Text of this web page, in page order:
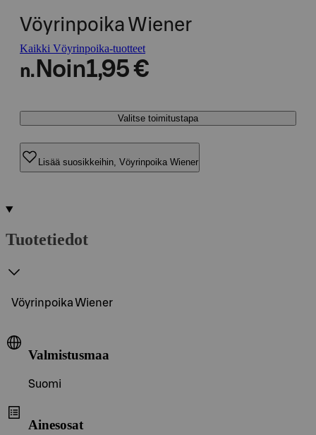
Vöyrinpoika Wiener
Kaikki Vöyrinpoika-tuotteet
n. Noin1,95 €
Valitse toimitustapa
Lisää suosikkeihin, Vöyrinpoika Wiener
Tuotetiedot
Vöyrinpoika Wiener
Valmistusmaa
Suomi
Ainesosat